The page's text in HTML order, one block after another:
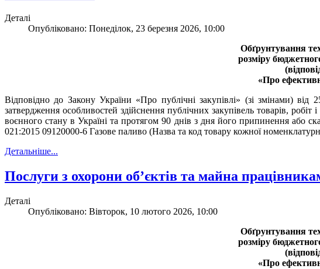
Деталі
Опубліковано: Понеділок, 23 березня 2026, 10:00
Обґрунтування
розміру
«Про
Відповідно до Закону України «Про публічні закупівлі» (зі змінами)
затвердження особливостей здійснення публічних закупівель товарів,
воєнного стану в Україні та протягом 90 днів з дня його припинення або
021:2015 09120000-6 Газове паливо (Назва та код товару кожної
Детальніше...
Послуги з охорони об’єктів та майна
Деталі
Опубліковано: Вівторок, 10 лютого 2026, 10:00
Обґрунтування
розміру
«Про